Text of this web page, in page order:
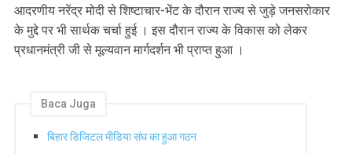
आदरणीय नरेंद्र मोदी से शिष्टाचार-भेंट के दौरान राज्य से जुड़े जनसरोकार
के मुद्दे पर भी सार्थक चर्चा हुई । इस दौरान राज्य के विकास को लेकर
प्रधानमंत्री जी से मूल्यवान मार्गदर्शन भी प्राप्त हुआ ।
Baca Juga
बिहार डिजिटल मीडिया संघ का हुआ गठन